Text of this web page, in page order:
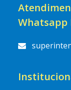
Whatsapp